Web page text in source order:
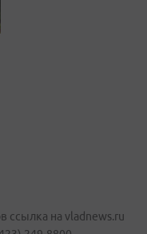
ссылка на vladnews.ru